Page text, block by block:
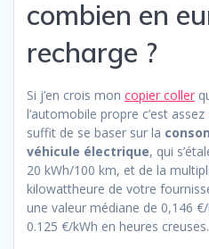
combien en
recharge ?
Si j’en crois mon copier coller
l’automobile propre c’est
suffit de se baser sur la
véhicule électrique, qui
20 kWh/100 km, et de la
kilowattheure de votre
une valeur médiane de 0,146
0.125 €/kWh en heures creuses.